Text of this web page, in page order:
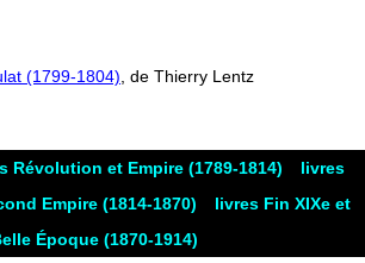
(1799-1804) , de Thierry Lentz
Révolution et Empire (1789-1814)
livres
Empire (1814-1870)
livres Fin XIXe et
Époque (1870-1914)